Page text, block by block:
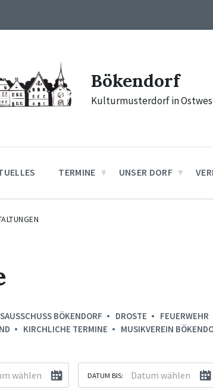
Bökendorf
Kulturmusterdorf in
TERMINE UNSER DORF
BÖKENDORF DROSTE FEUERWEHR
KIRCHLICHE TERMINE MUSIKVEREIN
DATUM BIS: